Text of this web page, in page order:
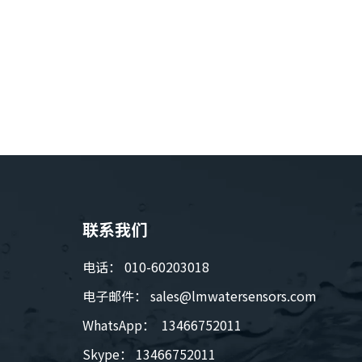
联系我们
电话： 010-60203018
电子邮件： sales@lmwatersensors.com
WhatsApp： 13466752011
Skype： 13466752011